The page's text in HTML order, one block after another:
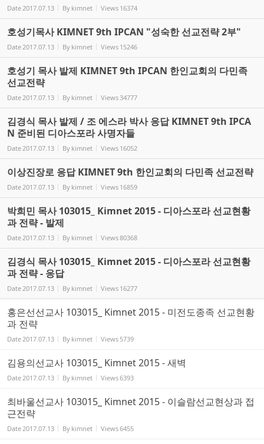
Date2017.07.13 By kimnet Views 16374
호성기목사 KIMNET 9th IPCAN "성숙한 선교전략 2부"
Date2017.07.13 By kimnet Views 15246
호성기 목사 발제 KIMNET 9th IPCAN 한인교회의 다민족
선교전략
Date2017.07.13 By kimnet Views34777
김경식 목사 발제 / 조 에스라 박사 응답 KIMNET 9th IPCA
N 준비된 디아스포라 사명자들
Date2017.07.13 By kimnet Views 16052
이상진장로 응답 KIMNET 9th 한인교회의 다민족 선교전략
Date2017.07.13 By kimnet Views 16859
박희민 목사 103015_ Kimnet 2015 - 디아스포라 선교현황
과 전략 - 발제
Date2017.07.13 By kimnet Views80368
김경식 목사 103015_ Kimnet 2015 - 디아스포라 선교현황
과 전략 - 응답
Date2017.07.13 By kimnet Views 16277
홍은선선교사 103015_ Kimnet 2015 - 미전도종족 선교현황
과 전략
Date2017.07.13 By kimnet Views 5739
김용의선교사 103015_ Kimnet 2015 - 새벽
Date2017.07.13 By kimnet Views6393
최바울선교사 103015_ Kimnet 2015 - 이슬람선교현상과 접
근전략
Date2017.07.13 By kimnet Views6455